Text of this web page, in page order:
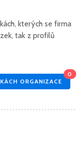
kterých se firma
tak z profilů
ORGANIZACE
0